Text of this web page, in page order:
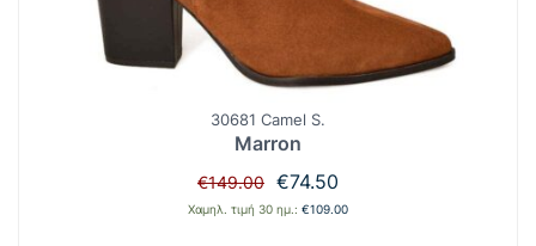
30681 Camel S.
Marron
€149.00 Original
price
€74.50
τρέχουσα
Χαμηλ. τιμή 30 ημ.: €109.00